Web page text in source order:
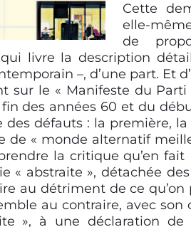
Cette
elle-
de
livre la description
–, d’une part. Et
sur le « Manifeste du
des années 60 et du
des défauts : la première,
de « monde alternatif
la critique qu’en fait
« abstraite », détachée
au détriment de ce
au contraire, avec son
», à une déclaration